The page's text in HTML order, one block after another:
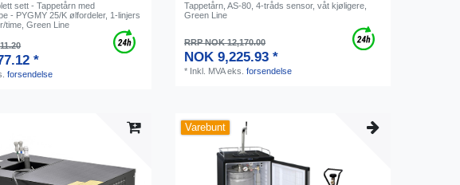
sett - Tappetårn med
- PYGMY 25/K ølfordeler, 1-linjers
time, Green Line
*
forsendelse
Tappetårn, AS-80, 4-tråds sensor, våt kjøligere,
Green Line
RRP NOK 12,170.00
NOK 9,225.93 *
* Inkl. MVAeks.forsendelse
Varebunt